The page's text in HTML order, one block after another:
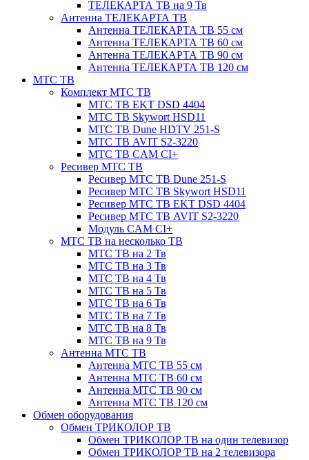
ТЕЛЕКАРТА ТВ на 9 Тв
Антенна ТЕЛЕКАРТА ТВ
Антенна ТЕЛЕКАРТА ТВ 55 см
Антенна ТЕЛЕКАРТА ТВ 60 см
Антенна ТЕЛЕКАРТА ТВ 90 см
Антенна ТЕЛЕКАРТА ТВ 120 см
МТС ТВ
Комплект МТС ТВ
МТС ТВ EKT DSD 4404
МТС ТВ Skywort HSD11
МТС ТВ Dune HDTV 251-S
МТС ТВ AVIT S2-3220
МТС ТВ CAM CI+
Ресивер МТС ТВ
Ресивер МТС ТВ Dune 251-S
Ресивер МТС ТВ Skywort HSD11
Ресивер МТС ТВ EKT DSD 4404
Ресивер МТС ТВ AVIT S2-3220
Модуль CAM CI+
МТС ТВ на несколько ТВ
МТС ТВ на 2 Тв
МТС ТВ на 3 Тв
МТС ТВ на 4 Тв
МТС ТВ на 5 Тв
МТС ТВ на 6 Тв
МТС ТВ на 7 Тв
МТС ТВ на 8 Тв
МТС ТВ на 9 Тв
Антенна МТС ТВ
Антенна МТС ТВ 55 см
Антенна МТС ТВ 60 см
Антенна МТС ТВ 90 см
Антенна МТС ТВ 120 см
Обмен оборудования
Обмен ТРИКОЛОР ТВ
Обмен ТРИКОЛОР ТВ на один телевизор
Обмен ТРИКОЛОР ТВ на 2 телевизора